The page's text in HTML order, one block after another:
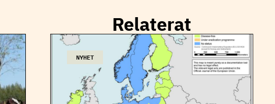
Relaterat
NYHET